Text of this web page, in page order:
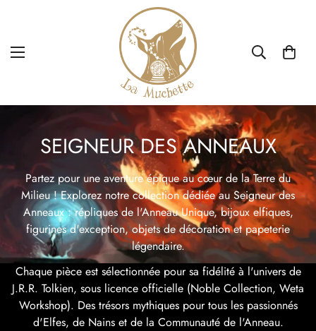
SEIGNEUR DES ANNEAUX
Partez pour une aventure épique au cœur de la Terre du
Milieu ! Explorez notre collection dédiée au Seigneur des
Anneaux : répliques de l'Anneau Unique, bijoux elfiques,
figurines d'exception, objets de décoration et papeterie
légendaire.
Chaque pièce est sélectionnée pour sa fidélité à l'univers de
J.R.R. Tolkien, sous licence officielle (Noble Collection, Weta
Workshop). Des trésors mythiques pour tous les passionnés
d'Elfes, de Nains et de la Communauté de l'Anneau.